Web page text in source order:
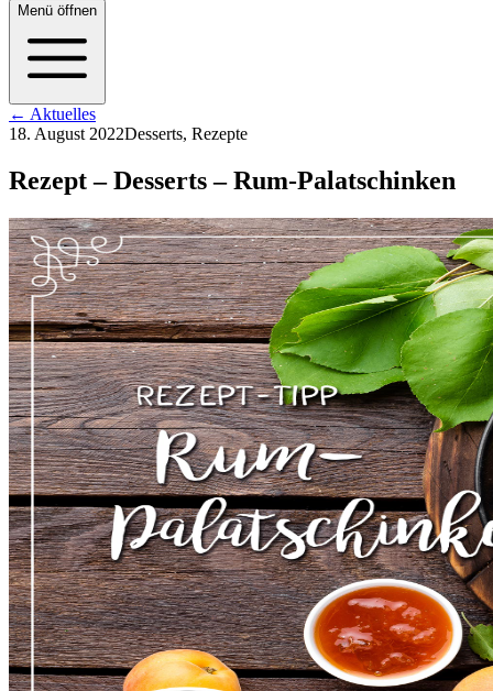
Menü öffnen
← Aktuelles
18. August 2022Desserts, Rezepte
Rezept – Desserts – Rum-Palatschinken